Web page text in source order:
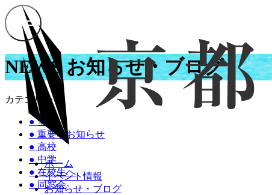
ホーム
イベント情報
お知らせ・ブログ
NEWS お知らせ・ブログ
カテゴリー
●全て
● 重要なお知らせ
● 高校
● 中学
● 在校生へ
● 同窓会